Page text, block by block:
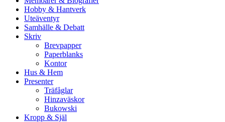
Hobby & Hantverk
Uteäventyr
Samhälle & Debatt
Skriv
Brevpapper
Paperblanks
Kontor
Hus & Hem
Presenter
Träfåglar
Hinzaväskor
Bukowski
Kropp & Själ